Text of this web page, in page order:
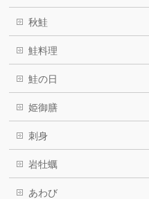
秋鮭
鮭料理
鮭の日
姫御膳
刺身
岩牡蠣
あわび